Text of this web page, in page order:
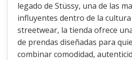
legado de Stüssy, una de las
influyentes dentro de la
streetwear, la tienda ofrece
de prendas diseñadas para
combinar comodidad,